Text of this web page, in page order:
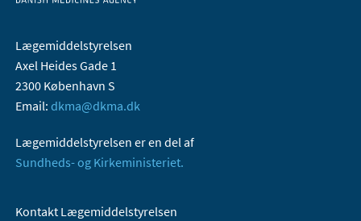
Lægemiddelstyrelsen
Axel Heides Gade 1
2300 København S
Email: dkma@dkma.dk
Lægemiddelstyrelsen er en del af
Sundheds- og Kirkeministeriet.
Kontakt Lægemiddelstyrelsen